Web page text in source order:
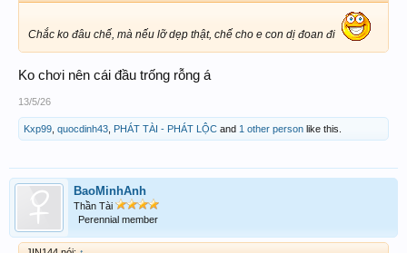
Chắc ko đâu chế, mà nếu lỡ dẹp thật, chế cho e con dị đoan đi
Ko chơi nên cái đầu trống rỗng á
13/5/26
Kxp99 quocdinh43 PHÁT TÀI - PHÁT LỘC and 1 other person like this.
BaoMinhAnh
Thần Tài
Perennial member